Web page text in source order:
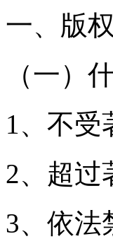
一、版
（一）
1、不受
2、超过
3、依法